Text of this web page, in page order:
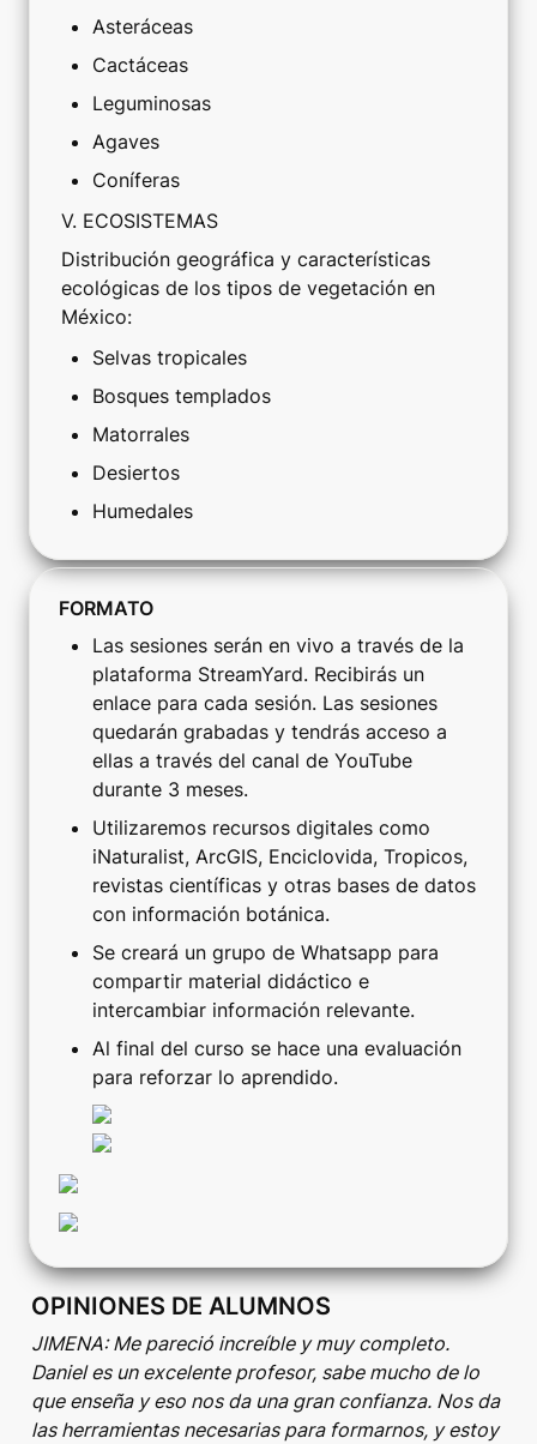
Asteráceas
Cactáceas
Leguminosas
Agaves
Coníferas
V. ECOSISTEMAS
Distribución geográfica y características
ecológicas de los tipos de vegetación en
México:
Selvas tropicales
Bosques templados
Matorrales
Desiertos
Humedales
FORMATO
Las sesiones serán en vivo a través de la
plataforma StreamYard. Recibirás un
enlace para cada sesión. Las sesiones
quedarán grabadas y tendrás acceso a
ellas a través del canal de YouTube
durante 3 meses.
Utilizaremos recursos digitales como
iNaturalist, ArcGIS, Enciclovida, Tropicos,
revistas científicas y otras bases de datos
con información botánica.
Se creará un grupo de Whatsapp para
compartir material didáctico e
intercambiar información relevante.
Al final del curso se hace una evaluación
para reforzar lo aprendido.
OPINIONES DE ALUMNOS
JIMENA: Me pareció increíble y muy completo.
Daniel es un excelente profesor, sabe mucho de lo
que enseña y eso nos da una gran confianza. Nos da
las herramientas necesarias para formarnos, y estoy